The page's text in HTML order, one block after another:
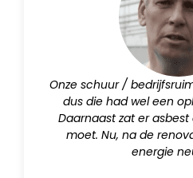
Onze schuur /
dus die had wel een
Daarnaast zat er
moet. Nu, na de
energie